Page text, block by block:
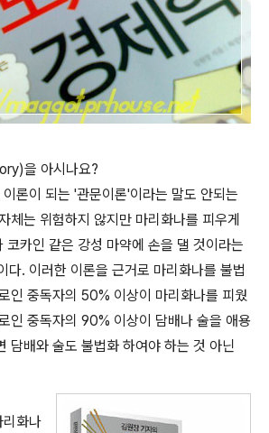
을 아시나요?
론이 되는 '관문이론'이라는 말도 안되는
체는 위험하지 않지만 마리화나를 피우게
코카인 같은 강성 마약에 손을 댈 것이라는
다. 이러한 이론을 근거로 마리화나를 불법
인 중독자의 50% 이상이 마리화나를 피웠
인 중독자의 90% 이상이 담배나 술을 애용
담배와 술도 불법화 하여야 하는 것 아닌
리화나